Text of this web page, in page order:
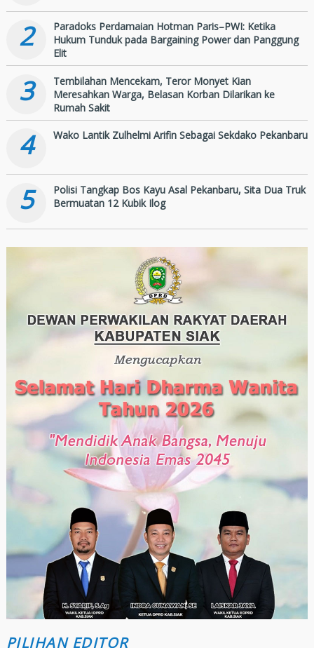
2
Paradoks Perdamaian Hotman Paris–PWI: Ketika
Hukum Tunduk pada Bargaining Power dan Panggung
Elit
3
Tembilahan Mencekam, Teror Monyet Kian
Meresahkan Warga, Belasan Korban Dilarikan ke
Rumah Sakit
4 Wako Lantik Zulhelmi Arifin Sebagai Sekdako Pekanbaru
5
Polisi Tangkap Bos Kayu Asal Pekanbaru, Sita Dua Truk
Bermuatan 12 Kubik Ilog
PILIHAN EDITOR